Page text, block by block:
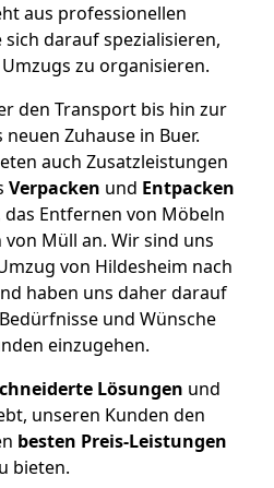
aus professionellen
darauf spezialisieren,
zu organisieren.
den Transport bis hin zur
Zuhause in Buer.
auch Zusatzleistungen
Verpacken und Entpacken
das Entfernen von Möbeln
Müll an. Wir sind uns
von Hildesheim nach
haben uns daher darauf
und Wünsche
einzugehen.
Lösungen und
unseren Kunden den
besten Preis-Leistungen
bieten.